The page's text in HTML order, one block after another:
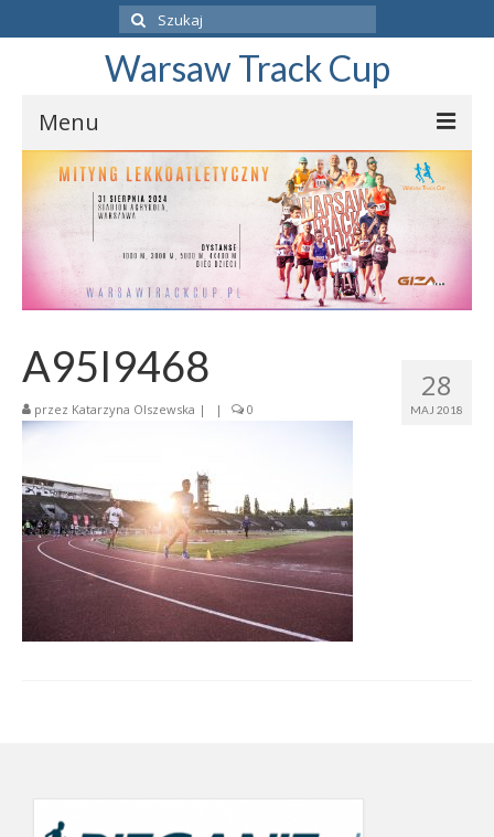
Szuklaj
w:
Warsaw Track Cup
Menu
ZAPISZ SIĘ
PROGRAM
O ZAWODACH
REGULAMIN
WYNIKI
Wyniki cyklu 2022
wyniki 19.09.2022
21.06.2022
24.05.2022
28
MAJ 2018
A95I9468
przez Katarzyna Olszewska | | 0